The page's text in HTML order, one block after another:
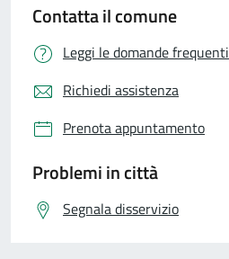
Contatta il comune
Leggi le domande frequenti
Richiedi assistenza
Prenota appuntamento
Problemi in città
Segnala disservizio